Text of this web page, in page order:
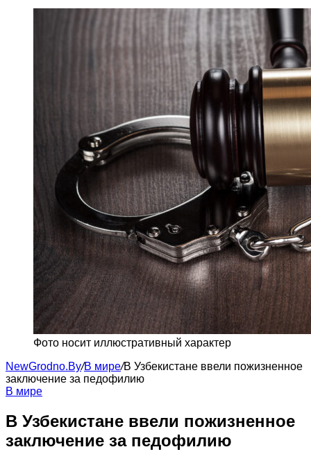
Фото носит иллюстративный характер
NewGrodno.By/В мире/В Узбекистане ввели пожизненное
заключение за педофилию
В мире
В Узбекистане ввели пожизненное
заключение за педофилию